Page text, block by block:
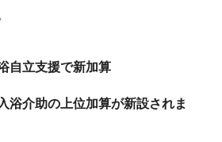
自立支援で新加算
介助の上位加算が新設されま